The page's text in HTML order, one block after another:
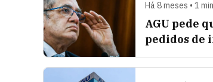
Há 8 meses • 1
AGU pede
pedidos de